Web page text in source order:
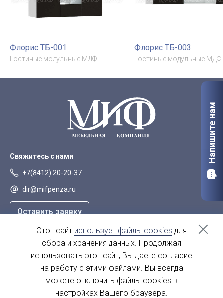
Флорис ТБ-001
Гостиные модульные МДФ
Флорис ТБ-003
Гостиные модульные МДФ
Свяжитесь с нами
+7(8412) 20-20-37
dir@mifpenza.ru
Оставить заявку
г. Пенза, ул. Аустрина, 139а
пн-пт - с 9.00-18.00
сб, вс - выходной
Напишите нам
Этот сайт использует файлы cookies для
сбора и хранения данных. Продолжая
использовать этот сайт, Вы даете согласие
на работу с этими файлами. Вы всегда
можете отключить файлы cookies в
настройках Вашего браузера.